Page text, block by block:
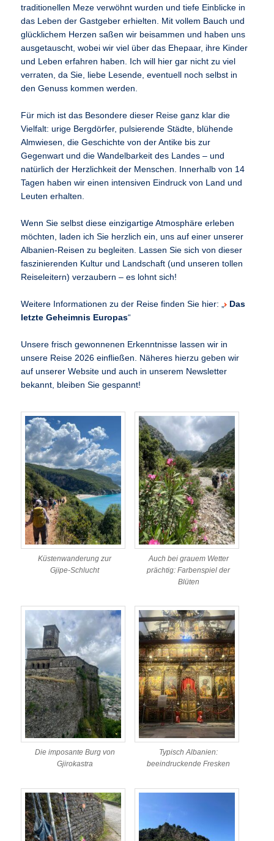
traditionellen Meze verwöhnt wurden und tiefe Einblicke in
das Leben der Gastgeber erhielten. Mit vollem Bauch und
glücklichem Herzen saßen wir beisammen und haben uns
ausgetauscht, wobei wir viel über das Ehepaar, ihre Kinder
und Leben erfahren haben. Ich will hier gar nicht zu viel
verraten, da Sie, liebe Lesende, eventuell noch selbst in
den Genuss kommen werden.
Für mich ist das Besondere dieser Reise ganz klar die
Vielfalt: urige Bergdörfer, pulsierende Städte, blühende
Almwiesen, die Geschichte von der Antike bis zur
Gegenwart und die Wandelbarkeit des Landes – und
natürlich der Herzlichkeit der Menschen. Innerhalb von 14
Tagen haben wir einen intensiven Eindruck von Land und
Leuten erhalten.
Wenn Sie selbst diese einzigartige Atmosphäre erleben
möchten, laden ich Sie herzlich ein, uns auf einer unserer
Albanien-Reisen zu begleiten. Lassen Sie sich von dieser
faszinierenden Kultur und Landschaft (und unseren tollen
Reiseleitern) verzaubern – es lohnt sich!
Weitere Informationen zu der Reise finden Sie hier: „
Das
letzte Geheimnis Europas“
Unsere frisch gewonnenen Erkenntnisse lassen wir in
unsere Reise 2026 einfließen. Näheres hierzu geben wir
auf unserer Website und auch in unserem Newsletter
bekannt, bleiben Sie gespannt!
Küstenwanderung zur
Gjipe-Schlucht
Auch bei grauem Wetter
prächtig: Farbenspiel der
Blüten
Die imposante Burg von
Gjirokastra
Typisch Albanien:
beeindruckende Fresken